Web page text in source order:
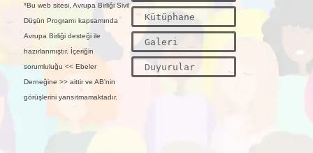
*Bu web sitesi, Avrupa Birliği Sivil
Düşün Programı kapsamında
Avrupa Birliği desteği ile
hazırlanmıştır. İçeriğin
sorumluluğu << Ebeler
Derneğine >> aittir ve AB'nin
görüşlerini yansıtmamaktadır.
Kütüphane
Galeri
Duyurular